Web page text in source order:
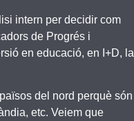
intern per decidir com
de Progrés i
en educació, en I+D, la
del nord perquè són
etc. Veiem que